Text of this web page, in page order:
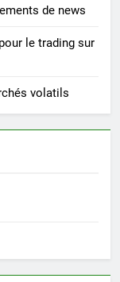
de news
le trading sur
volatils